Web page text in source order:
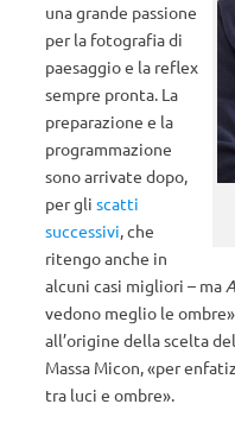
una grande passione
per la fotografia di
paesaggio e la reflex
sempre pronta. La
preparazione e la
programmazione
sono arrivate dopo,
per gli scatti
successivi, che
ritengo anche in
alcuni casi migliori – ma
vedono meglio le
all’origine della scelta
Massa Micon, «per
tra luci e ombre».